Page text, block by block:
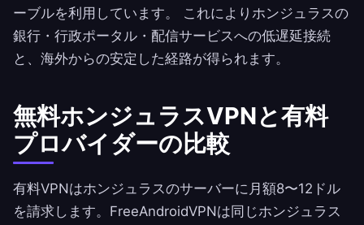
ーブルを利用しています。 これによりホンジュラスの
銀行・行政ポータル・配信サービスへの低遅延接続
と、海外からの安定した経路が得られます。
無料ホンジュラスVPNと有料
プロバイダーの比較
有料VPNはホンジュラスのサーバーに月額8〜12ドル
を請求します。 FreeAndroidVPNは同じホンジュラス